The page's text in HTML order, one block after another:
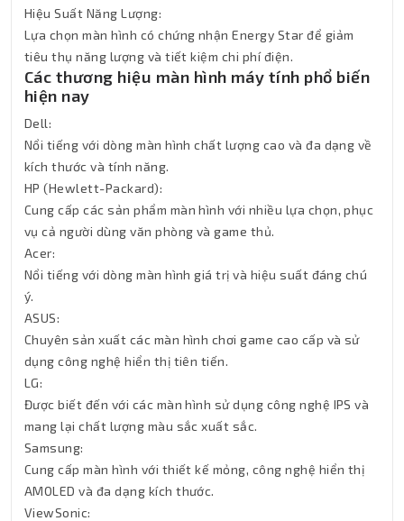
Hiệu Suất Năng Lượng:
Lựa chọn màn hình có chứng nhận Energy Star để giảm
tiêu thụ năng lượng và tiết kiệm chi phí điện.
Các thương hiệu màn hình máy tính phổ biến
hiện nay
Dell:
Nổi tiếng với dòng màn hình chất lượng cao và đa dạng về
kích thước và tính năng.
HP (Hewlett-Packard):
Cung cấp các sản phẩm màn hình với nhiều lựa chọn, phục
vụ cả người dùng văn phòng và game thủ.
Acer:
Nổi tiếng với dòng màn hình giá trị và hiệu suất đáng chú
ý.
ASUS:
Chuyên sản xuất các màn hình chơi game cao cấp và sử
dụng công nghệ hiển thị tiên tiến.
LG:
Được biết đến với các màn hình sử dụng công nghệ IPS và
mang lại chất lượng màu sắc xuất sắc.
Samsung:
Cung cấp màn hình với thiết kế mỏng, công nghệ hiển thị
AMOLED và đa dạng kích thước.
ViewSonic: